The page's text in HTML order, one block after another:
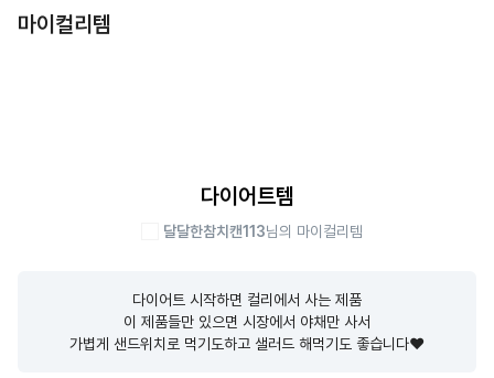
마이컬리템
다이어트템
달달한참치캔113님의 마이컬리템
다이어트 시작하면 컬리에서 사는 제품
이 제품들만 있으면 시장에서 야채만 사서
가볍게 샌드위치로 먹기도하고 샐러드 해먹기도 좋습니다❤️